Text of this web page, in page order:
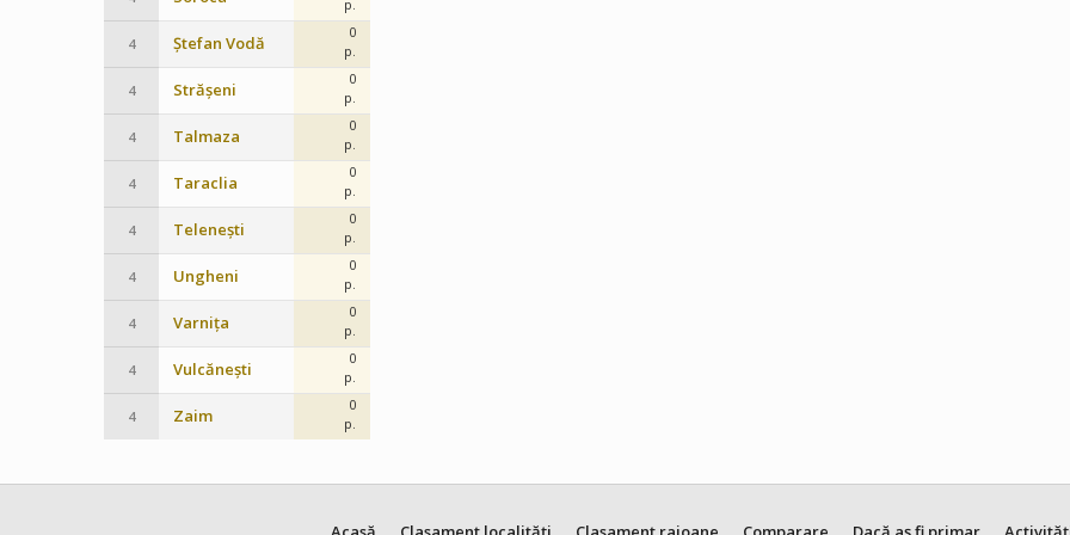
p.
4 Ștefan Vodă
0
p.
4 Strășeni
0
p.
4 Talmaza
0
p.
4 Taraclia
0
p.
4 Telenești
0
p.
4 Ungheni
0
p.
4 Varnița
0
p.
4 Vulcănești
0
p.
4 Zaim
0
p.